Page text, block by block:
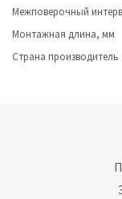
Межповерочный
Монтажная длина, мм
Страна производитель